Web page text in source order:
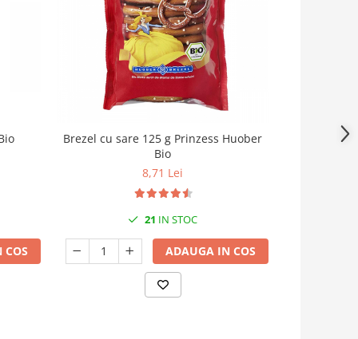
Brezel cu sare 125 g Prinzess Huober
Bio
8,71 Lei
21 IN STOC
ADAUGA IN COS